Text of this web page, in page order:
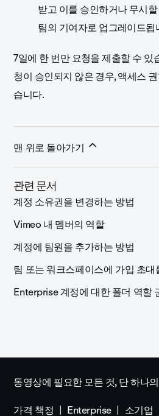
받고 이를 승인하거나 무시
팀의 기여자로 업그레이드됩
7일에 한 번만 요청을 제출할 수 있
청이 승인되지 않은 경우, 액세스
습니다.
맨 위로 돌아가기
관련 문서
계정 소유권을 변경하는 방법
Vimeo 내 멤버의 역할
계정에 팀원을 추가하는 방법
팀 또는 워크스페이스에 가입 초대
Enterprise 계정에 대한 폴더 역할
동영상에 필요한 모든 것, 단 하나
가격 책정
Enterprise 소기업